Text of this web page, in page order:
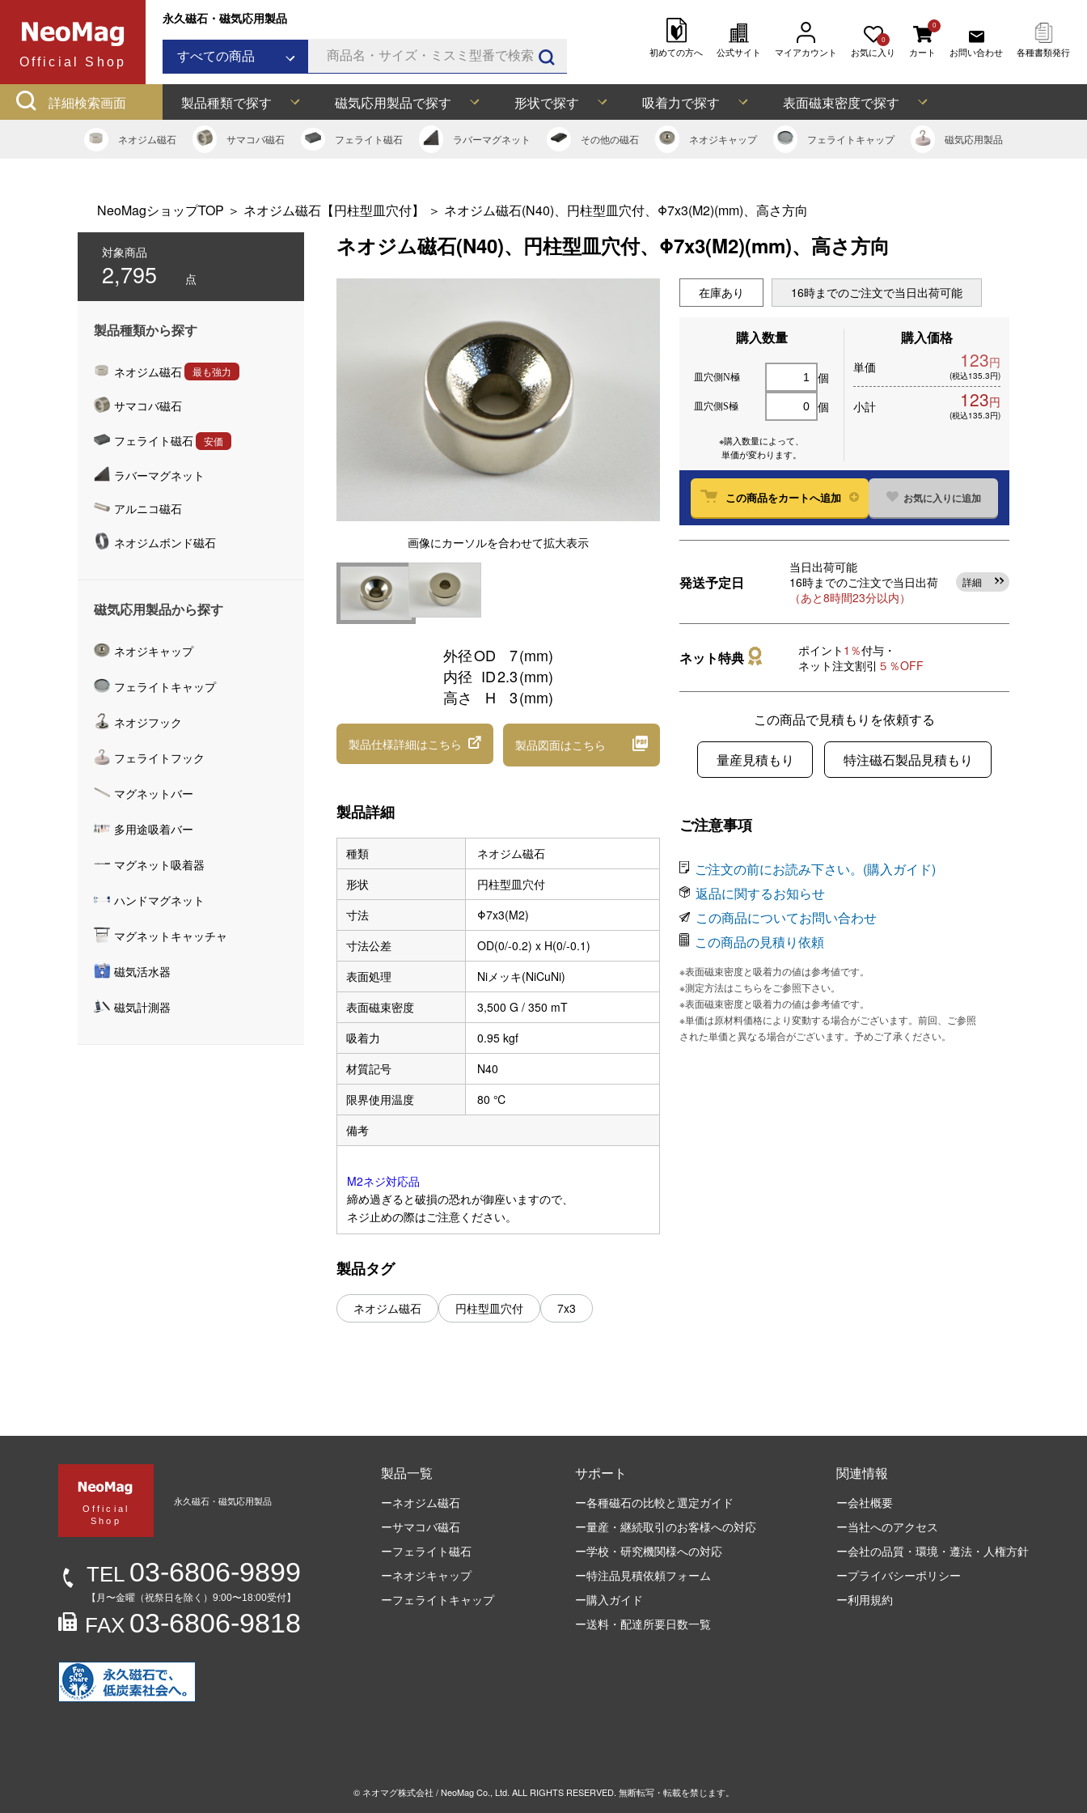
Official Shop
永久磁石・磁気応用製品
すべての商品
サマコバ磁石
フェライト磁石
ネオジムボンド磁石
ネオジフック
多用途吸着バー
マグネット吸着器
ハンドマグネット
マグネットキャッチャ
磁気活水器
磁気計測器
初めての方へ 公式サイト マイアカウント
0
お気に入り
0
カート お問い合わせ 各種書類発行
詳細検索画面 製品種類で探す 磁気応用製品で探す 形状で探す 吸着力で探す 表面磁束密度で探す
ネオジム磁石 サマコバ磁石 フェライト磁石 ラバーマグネット その他の磁石 ネオジキャップ フェライト キャップ 磁気応用製品
NeoMagショップTOP ＞ ネオジム磁石【円柱型皿穴付】 ＞ ネオジム磁石(N40)、円柱型皿穴付、Φ7x3(M2)(mm)、高さ方向
対象商品
2,795 点
製品種類から探す
ネオジム磁石 最も強力
サマコバ磁石
フェライト磁石 安価
ラバーマグネット
アルニコ磁石
ネオジムボンド磁石
磁気応用製品から探す
ネオジキャップ
フェライトキャップ
ネオジフック
フェライトフック
マグネットバー
多用途吸着バー
マグネット吸着器
ハンドマグネット
マグネットキャッチャ
磁気活水器
磁気計測器
ネオジム磁石(N40)、円柱型皿穴付、Φ7x3(M2)(mm)、高さ方向
画像にカーソルを合わせて拡大表示
外径OD 7(mm)
内径 ID2.3(mm)
高さ
H 3(mm)
製品仕様詳細はこちら 製品図面はこちら
製品詳細
種類
ネオジム磁石
形状
円柱型皿穴付
寸法
Φ7x3(M2)
寸法公差
OD(0/-0.2) x H(0/-0.1)
表面処理
Niメッキ(NiCuNi)
表面磁束密度
3,500 G / 350 mT
吸着力
0.95 kgf
材質記号
N40
限界使用温度
80 ℃
備考
M2ネジ対応品
締め過ぎると破損の恐れが御座いますので、
ネジ止めの際はご注意ください。
製品タグ
ネオジム磁石 円柱型皿穴付 7x3
在庫あり 16時までのご注文で当日出荷可能
購入数量
皿穴側N極 個
皿穴側S極 個
※購入数量によって、
単価が変わります。
購入価格
単価 123円
(税込135.3円)
小計 123円
(税込135.3円)
この商品をカートへ追加 お気に入りに追加
発送予定日
当日出荷可能
16時までのご注文で当日出荷
（あと8時間23分以内）
詳細
ネット特典 ポイント 1％付与・
ネット注文割引 ５％OFF
この商品で見積もりを依頼する
量産見積もり 特注磁石製品見積もり
ご注意事項
ご注文の前にお読み下さい。(購入ガイド)
返品に関するお知らせ
この商品についてお問い合わせ
この商品の見積り依頼
※表面磁束密度と吸着力の値は参考値です。
※測定方法はこちらをご参照下さい。
※表面磁束密度と吸着力の値は参考値です。
※単価は原材料価格により変動する場合がございます。前回、ご参照
された単価と異なる場合がございます。予めご了承ください。
Official
Shop
永久磁石・磁気応用製品
TEL 03-6806-9899
【月〜金曜（祝祭日を除く）9:00〜18:00受付】
FAX 03-6806-9818
製品一覧
ーネオジム磁石
ーサマコバ磁石
ーフェライト磁石
ーネオジキャップ
ーフェライトキャップ
サポート
ー各種磁石の比較と選定ガイド
ー量産・継続取引のお客様への対応
ー学校・研究機関様への対応
ー特注品見積依頼フォーム
ー購入ガイド
ー送料・配達所要日数一覧
関連情報
ー会社概要
ー当社へのアクセス
ー会社の品質・環境・遵法・人権方針
ープライバシーポリシー
ー利用規約
© ネオマグ株式会社 / NeoMag Co., Ltd. ALL RIGHTS RESERVED. 無断転写・転載を禁じます。